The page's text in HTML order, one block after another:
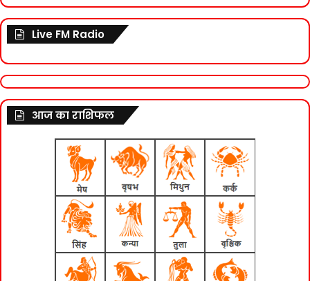
Live FM Radio
आज का राशिफल